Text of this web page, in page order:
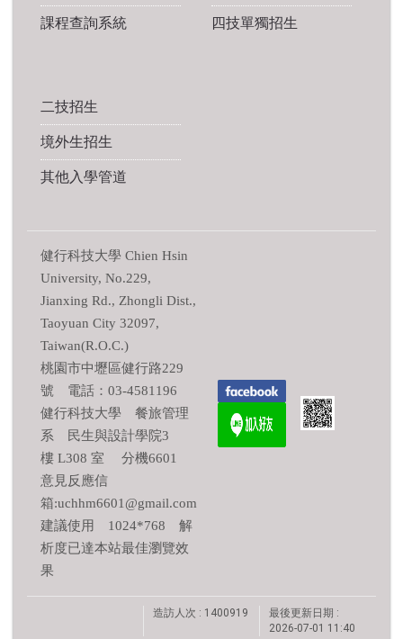
課程查詢系統 四技單獨招生
二技招生
境外生招生
其他入學管道
健行科技大學 Chien Hsin
University, No.229,
Jianxing Rd., Zhongli Dist.,
Taoyuan City 32097,
Taiwan(R.O.C.)
桃園市中壢區健行路229
號 電話：03-4581196
健行科技大學 餐旅管理
系 民生與設計學院3
樓 L308 室 分機6601
意見反應信
箱:uchhm6601@gmail.com
建議使用 1024*768 解
析度已達本站最佳瀏覽效
果
造訪人次 : 1400919
最後更新日期 :
2026-07-01 11:40